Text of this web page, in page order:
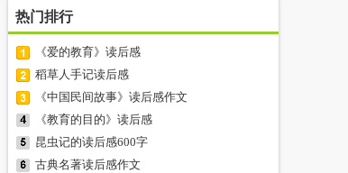
热门排行
《爱的教育》读后感
稻草人手记读后感
《中国民间故事》读后感作文
《教育的目的》读后感
昆虫记的读后感600字
古典名著读后感作文